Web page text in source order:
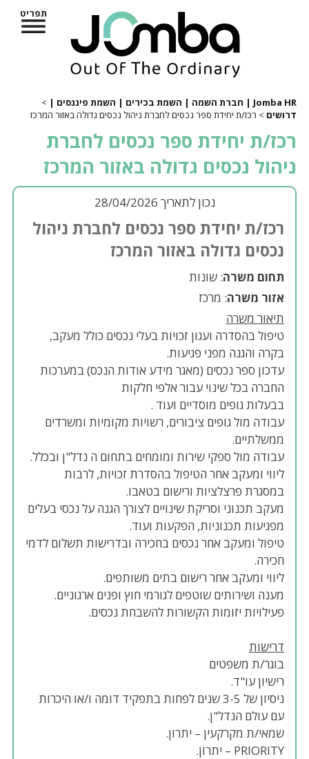
תפריט
Jomba HR | חברת השמה | השמת בכירים | השמת פיננסים |
>
דרושים > רכז/ת יחידת ספר נכסים לחברת ניהול נכסים גדולה באזור המרכז
רכז/ת יחידת ספר נכסים לחברת
ניהול נכסים גדולה באזור המרכז
נכון לתאריך 28/04/2026
רכז/ת יחידת ספר נכסים לחברת ניהול
נכסים גדולה באזור המרכז
תחום משרה: שונות
אזור משרה: מרכז
תיאור משרה
טיפול בהסדרה ועגון זכויות בעלי נכסים כולל מעקב,
בקרה והגנה מפני פגיעות.
עדכון ספר נכסים (מאגר מידע אודות הנכס) במערכות
החברה בכל שינוי עבור אלפי חלקות
בבעלות גופים מוסדיים ועוד .
עבודה מול גופים ציבורים, רשויות מקומיות ומשרדים
ממשלתיים.
עבודה מול ספקי שירות ומומחים בתחום ה נדל"ן ובכלל.
ליווי ומעקב אחר הטיפול בהסדרת זכויות, לרבות
במסגרת פרצלציות ורישום בטאבו.
מעקב תכנוני וסריקת שינויים לצורך הגנה על נכסי בעלים
מפגיעות תכנוניות, הפקעות ועוד.
טיפול ומעקב אחר נכסים בחכירה ובדרישות תשלום לדמי
חכירה.
ליווי ומעקב אחר רישום בתים משותפים.
מענה ושירותים שוטפים לגורמי חוץ ופנים ארגוניים.
פעילויות יזומות הקשורות להשבחת נכסים.
דרישות
בוגר/ת משפטים
רישיון עו"ד.
ניסיון של 3-5 שנים לפחות בתפקיד דומה ו/או היכרות
עם עולם הנדל"ן.
שמאי/ת מקרקעין – יתרון.
PRIORITY – יתרון.